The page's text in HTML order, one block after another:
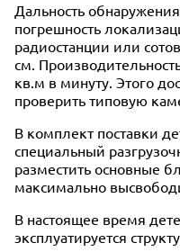
Дальность
погрешность
радиостанции или
см.
кв.м в минуту. Этого
проверить типовую
В комплект поставки
специальный
разместить основные
максимально
В настоящее время
эксплуатируется